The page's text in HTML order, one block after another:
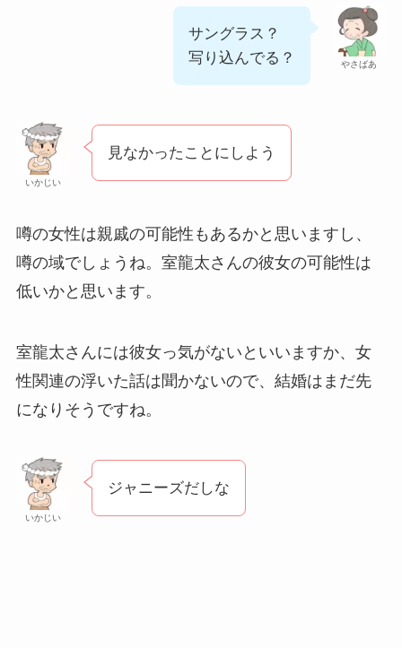
やさばあ
サングラス？
写り込んでる？
いかじい
見なかったことにしよう
噂の女性は親戚の可能性もあるかと思いますし、
噂の域でしょうね。室龍太さんの彼女の可能性は
低いかと思います。
室龍太さんには彼女っ気がないといいますか、女
性関連の浮いた話は聞かないので、結婚はまだ先
になりそうですね。
いかじい
ジャニーズだしな